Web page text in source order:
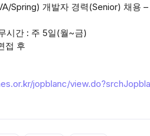
Spring) 개발자 경력(Senior) 채용 –
시간 : 주 5일(월~금)
접 후
jopblanc/